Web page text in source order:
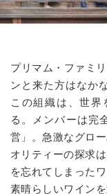
プリマム・ファミ
ンと来た方はなか
この組織は、世
る。メンバーは完
営」。急激なグロ
オリティーの探求
を忘れてしまった
素晴らしいワイン